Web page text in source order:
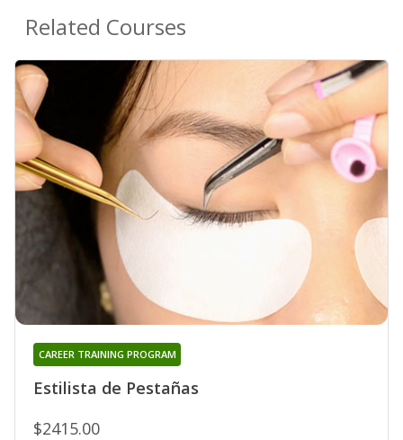
Related Courses
Estilista de Pestañas
CAREER TRAINING PROGRAM
$2415.00